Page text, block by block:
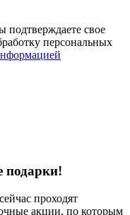
подтверждаете свое
персональных
подарки!
проходят
акции, по которым